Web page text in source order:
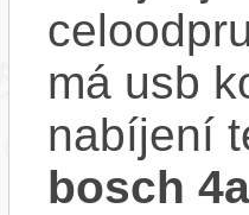
má usb
nabíjení
bosch 4a